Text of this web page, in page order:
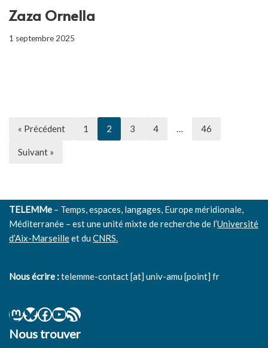
Zaza Ornella
1 septembre 2025
« Précédent 1 2 3 4 … 46
Suivant »
TELEMMe – Temps, espaces, langages, Europe méridionale,
Méditerranée – est une unité mixte de recherche de l’Université
d’Aix-Marseilleet duCNRS.
Nous écrire :telemme-contact [at] univ-amu [point] fr
Nous trouver